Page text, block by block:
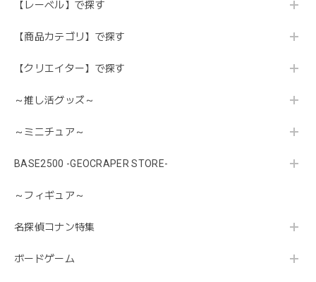
【レーベル】で探す
【商品カテゴリ】で探す
【クリエイター】で探す
～推し活グッズ～
～ミニチュア～
BASE2500 -GEOCRAPER STORE-
～フィギュア～
名探偵コナン特集
ボードゲーム